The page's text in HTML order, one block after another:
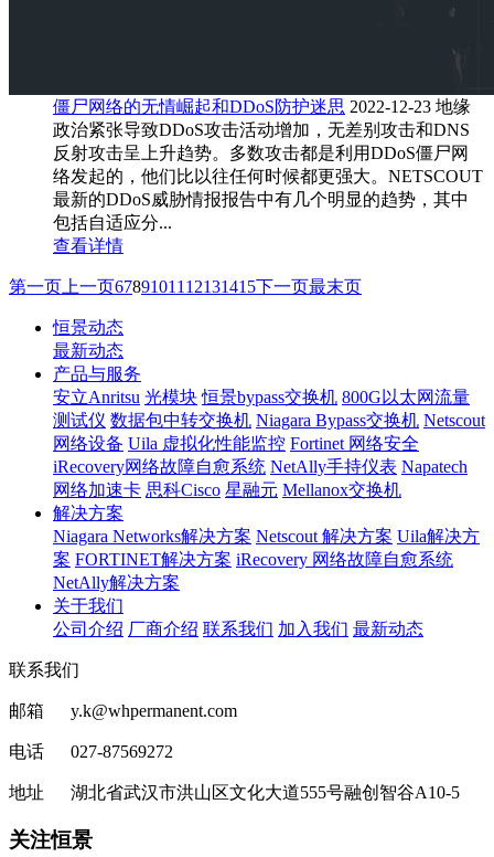
僵尸网络的无情崛起和DDoS防护迷思 2022-12-23 地缘
政治紧张导致DDoS攻击活动增加，无差别攻击和DNS
反射攻击呈上升趋势。多数攻击都是利用DDoS僵尸网
络发起的，他们比以往任何时候都更强大。NETSCOUT
最新的DDoS威胁情报报告中有几个明显的趋势，其中
包括自适应分...
查看详情
第一页 上一页67891011 12131415下一页最末页
恒景动态
最新动态
产品与服务
安立Anritsu 光模块 恒景bypass交换机 800G以太网流量
测试仪 数据包中转交换机 Niagara Bypass交换机 Netscout
网络设备 Uila 虚拟化性能监控 Fortinet 网络安全
iRecovery网络故障自愈系统 NetAlly手持仪表 Napatech
网络加速卡 思科Cisco 星融元 Mellanox交换机
解决方案
Niagara Networks解决方案 Netscout 解决方案 Uila解决方
案 FORTINET解决方案 iRecovery 网络故障自愈系统
NetAlly解决方案
关于我们
公司介绍 厂商介绍 联系我们 加入我们 最新动态
联系我们
邮箱 y.k@whpermanent.com
电话 027-87569272
地址 湖北省武汉市洪山区文化大道555号融创智谷A10-5
关注恒景